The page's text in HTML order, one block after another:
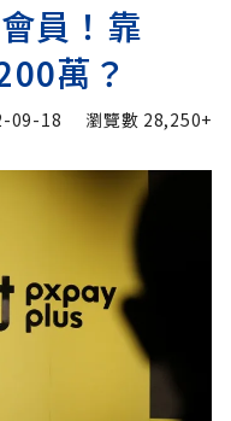
員！靠
萬？
09-18 瀏覽數 28,250+